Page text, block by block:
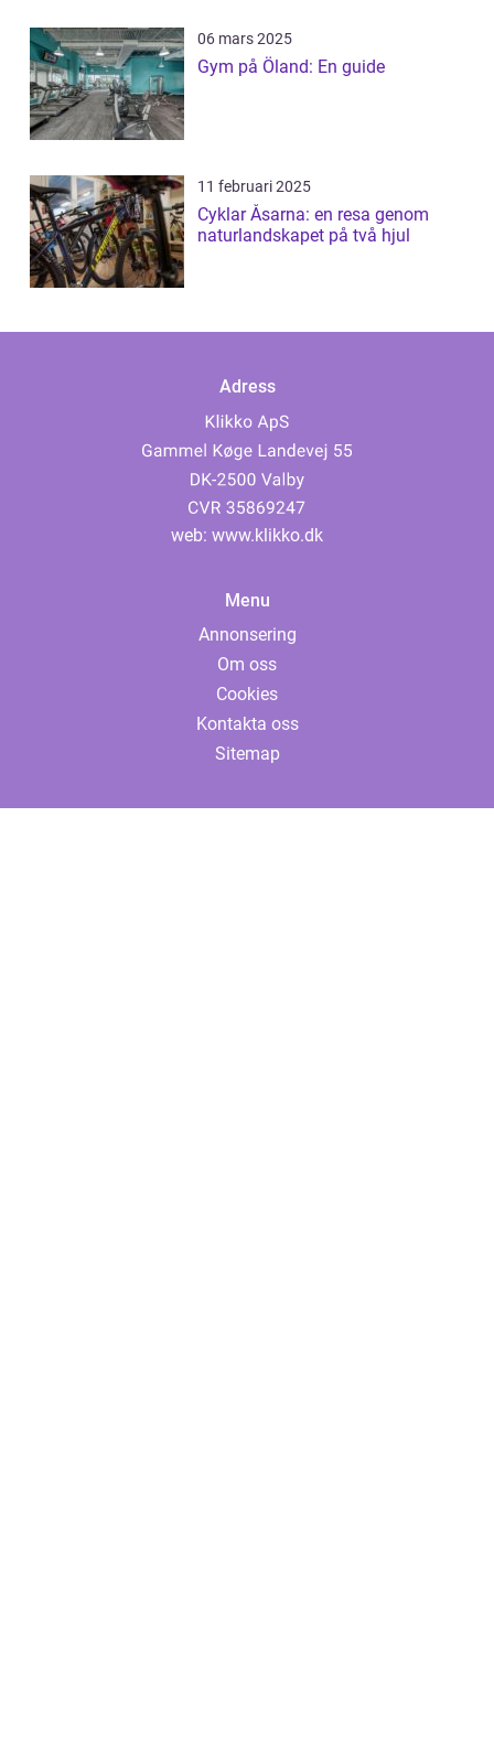
06 mars 2025
Gym på Öland: En guide
11 februari 2025
Cyklar Åsarna: en resa genom
naturlandskapet på två hjul
Adress
web: www.klikko.dk
Menu
Annonsering
Om oss
Cookies
Kontakta oss
Sitemap